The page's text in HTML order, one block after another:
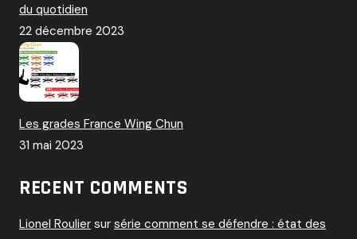
du quotidien
22 décembre 2023
Les grades France Wing Chun
31 mai 2023
RECENT COMMENTS
Lionel Roulier sur série comment se défendre : état des